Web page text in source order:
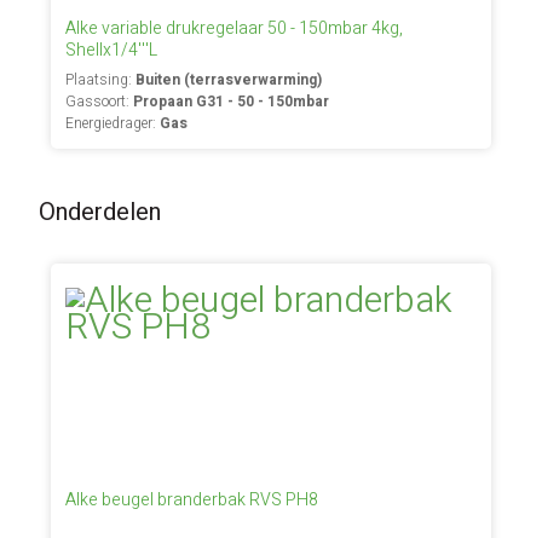
Alke variable drukregelaar 50 - 150mbar 4kg,
Shellx1/4'''L
Plaatsing: Buiten (terrasverwarming)
Gassoort: Propaan G31 - 50 - 150mbar
Energiedrager: Gas
Onderdelen
Alke beugel branderbak RVS PH8